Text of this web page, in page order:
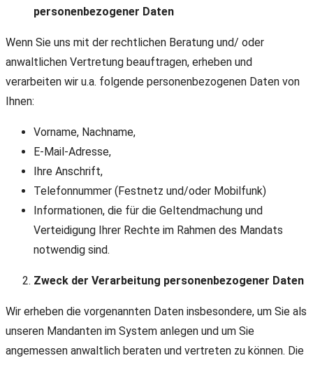
personenbezogener Daten
Wenn Sie uns mit der rechtlichen Beratung und/ oder
anwaltlichen Vertretung beauftragen, erheben und
verarbeiten wir u.a. folgende personenbezogenen Daten von
Ihnen:
Vorname, Nachname,
E-Mail-Adresse,
Ihre Anschrift,
Telefonnummer (Festnetz und/oder Mobilfunk)
Informationen, die für die Geltendmachung und
Verteidigung Ihrer Rechte im Rahmen des Mandats
notwendig sind.
Zweck der Verarbeitung personenbezogener Daten
Wir erheben die vorgenannten Daten insbesondere, um Sie als
unseren Mandanten im System anlegen und um Sie
angemessen anwaltlich beraten und vertreten zu können. Die